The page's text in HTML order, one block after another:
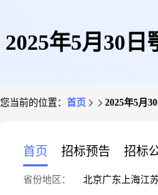
2025年5月30
您当前的位置： 首页 2025年5月
首页 招标预告 招标
省份地区： 北京广东 上海江